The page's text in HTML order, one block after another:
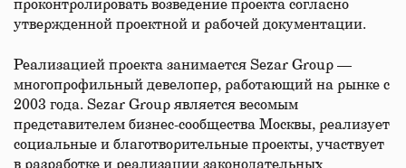
проконтролировать возведение проекта согласно
утвержденной проектной и рабочей документации.
Реализацией проекта занимается Sezar Group —
многопрофильный девелопер, работающий на рынке с
2003 года. Sezar Group является весомым
представителем бизнес-сообщества Москвы, реализует
социальные и благотворительные проекты, участвует
в разработке и реализации законодательных